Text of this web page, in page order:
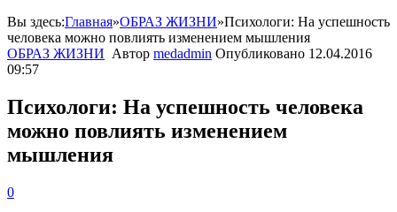
Вы здесь:Главная»ОБРАЗ ЖИЗНИ»Психологи: На успешность
человека можно повлиять изменением мышления
ОБРАЗ ЖИЗНИ Автор medadmin Опубликовано 12.04.2016
09:57
Психологи: На успешность человека
можно повлиять изменением
мышления
0